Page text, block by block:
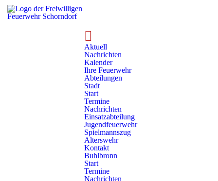
Aktuell
Nachrichten
Kalender
Ihre Feuerwehr
Abteilungen
Stadt
Start
Termine
Nachrichten
Einsatzabteilung
Jugendfeuerwehr
Spielmannszug
Alterswehr
Kontakt
Buhlbronn
Start
Termine
Nachrichten
Unser Fuhrpark
Die Aufgaben der Feuerwehr sind vielfältig und
anspruchsvoll. Zur zuverlässigen Erfüllung dieser
Aufgaben sind neben einem engagierten,
ehrenamtlichen Team auch unterschiedlichste
Fahrzeuge notwendig. In Schorndorf stehen den
insgesamt